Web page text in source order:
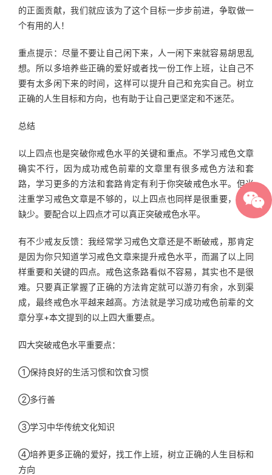
的正面贡献，我们就应该为了这个目标一步步前进，争取做一
个有用的人！
重点提示：尽量不要让自己闲下来，人一闲下来就容易胡思乱
想。所以多培养些正确的爱好或者找一份工作上班，让自己不
要有太多闲下来的时间，这样可以提升自己和充实自己。树立
正确的人生目标和方向，也有助于让自己更坚定和不迷茫。
总结
以上四点也是突破你戒色水平的关键和重点。不学习戒色文章
确实不行，因为成功戒色前辈的文章里有很多戒色方法和套
路，学习更多的方法和套路肯定有利于你突破戒色水平。但光
注重学习戒色文章是不够的，以上四点也同样是很重要，不可
缺少。要配合以上四点才可以真正突破戒色水平。
有不少戒友反馈：我经常学习戒色文章还是不断破戒，那肯定
是因为你只知道学习戒色文章来提升戒色水平，而漏了以上同
样重要和关键的四点。戒色这条路看似不容易，其实也不是很
难。只要真正掌握了正确的方法肯定就可以游刃有余，水到渠
成，最终戒色水平越来越高。方法就是学习成功戒色前辈的文
章分享+本文提到的以上四大重要点。
四大突破戒色水平重要点：
①保持良好的生活习惯和饮食习惯
②多行善
③学习中华传统文化知识
④培养更多正确的爱好，找工作上班，树立正确的人生目标和
方向